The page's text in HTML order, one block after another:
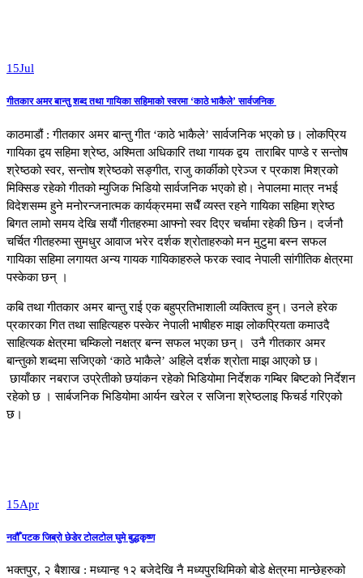
15Jul
गीतकार अमर बान्तु शब्द तथा गायिका सहिमाको स्वरमा ‘काठे भाकैले’ सार्वजनिक
काठमाडौं : गीतकार अमर बान्तु गीत ‘काठे भाकैले’ सार्वजनिक भएको छ। लोकप्रिय
गायिका द्वय सहिमा श्रेष्ठ, अश्मिता अधिकारि तथा गायक द्वय ताराबिर पाण्डे र सन्तोष
श्रेष्ठको स्वर, सन्तोष श्रेष्ठको सङ्गीत, राजु कार्कीको एरेञ्ज र प्रकाश मिश्रको
मिक्सिङ रहेको गीतको म्युजिक भिडियो सार्वजनिक भएको हो। नेपालमा मात्र नभई
विदेशसम्म हुने मनोरन्जनात्मक कार्यक्रममा सधैँ व्यस्त रहने गायिका सहिमा श्रेष्ठ
बिगत लामो समय देखि सयौं गीतहरुमा आफ्नो स्वर दिएर चर्चामा रहेकी छिन। दर्जनौ
चर्चित गीतहरुमा सुमधुर आवाज भरेर दर्शक श्रोताहरुको मन मुटुमा बस्न सफल
गायिका सहिमा लगायत अन्य गायक गायिकाहरुले फरक स्वाद नेपाली सांगीतिक क्षेत्रमा
पस्केका छन् ।
कबि तथा गीतकार अमर बान्तु राई एक बहुप्रतिभाशाली व्यक्तित्व हुन्। उनले हरेक
प्रकारका गित तथा साहित्यहरु पस्केर नेपाली भाषीहरु माझ लोकप्रियता कमाउदै
साहित्यक क्षेत्रमा चम्किलो नक्षत्र बन्न सफल भएका छन्। उनै गीतकार अमर
बान्तुको शब्दमा सजिएको ‘काठे भाकैले’ अहिले दर्शक श्रोता माझ आएको छ।
छायाँकार नबराज उप्रेतीको छयांकन रहेको भिडियोमा निर्देशक गम्बिर बिष्टको निर्देशन
रहेको छ । सार्बजनिक भिडियोमा आर्यन खरेल र सजिना श्रेष्ठलाइ फिचर्ड गरिएको
छ।
15Apr
नवौँ पटक जिब्रो छेडेर टोलटोल घुमे बुद्धकृष्ण
भक्तपुर, २ बैशाख : मध्यान्ह १२ बजेदेखि नै मध्यपुरथिमिको बोडे क्षेत्रमा मान्छेहरुको